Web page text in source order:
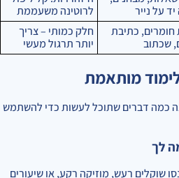
על נייר
לרוטינה משעממת
חומרים, כתיבת
שכתוב
חלק כמותי – צריך
יותר תרגול מעשי
מותאמת
כמה דברים שתוכל לעשות כדי להשתמש
לך
שוקלים רעש, מוזיקה רקע, או שיעורים